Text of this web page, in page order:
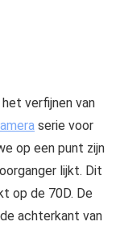
verfijnen van
serie voor
op een punt zijn
lijkt. Dit
op de 70D. De
achterkant van